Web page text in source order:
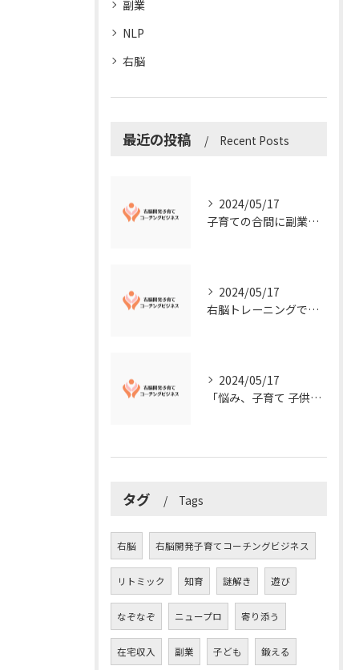
副業
NLP
右脳
最近の投稿 Recent Posts
2024/05/17
子育ての合間に副業コーチングで収入アップ！右脳開発子育てコーチングビジネスの可能性とは？
2024/05/17
右脳トレーニングで視覚的センスを磨こう！
2024/05/17
「悩み、子育て 子供の発達」を解決する右脳開発子育てコーチングビジネス業界の魅力とは？
タグ Tags
右脳 右脳開発子育てコーチングビジネス
リトミック 知育 謎解き 遊び
なぞなぞ ニュープロ 寄り添う
在宅収入 副業 子ども 鍛える